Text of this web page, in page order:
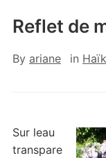
Reflet de
By ariane in
Sur leau
transpare